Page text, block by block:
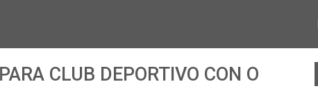
CLUB DEPORTIVO CON O